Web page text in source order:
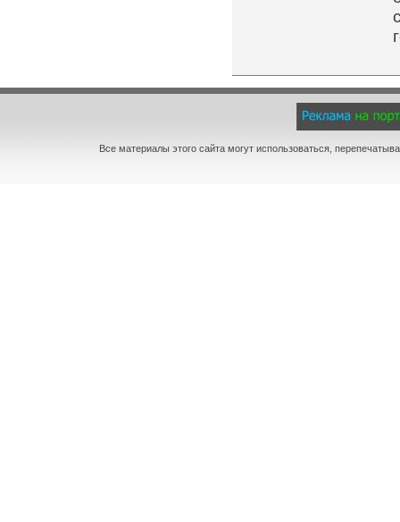
Все материалы этого сайта могут использоваться,